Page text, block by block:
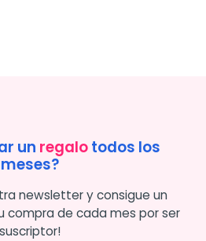
un regalotodos los
meses?
newsletter y consigue un
compra de cada mes por ser
suscriptor!